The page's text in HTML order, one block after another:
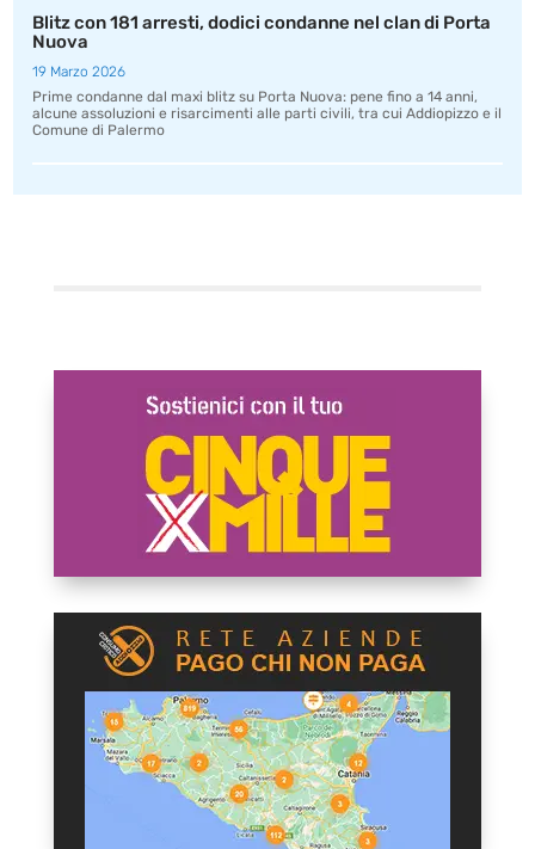
Blitz con 181 arresti, dodici condanne nel clan di Porta
Nuova
19 Marzo 2026
Prime condanne dal maxi blitz su Porta Nuova: pene fino a 14 anni,
alcune assoluzioni e risarcimenti alle parti civili, tra cui Addiopizzo e il
Comune di Palermo